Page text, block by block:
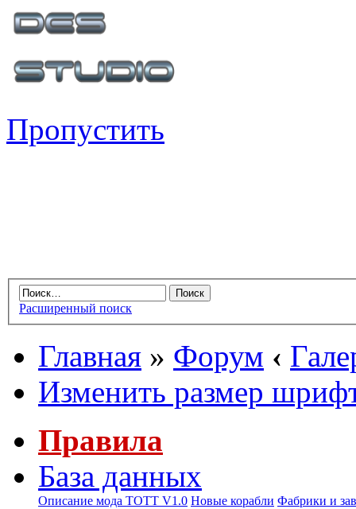
Пропустить
Расширенный поиск
Главная » Форум ‹
Изменить размер
Правила
База данных
Описание мода ТОТТ V1.0 Новые корабли Фабрики и